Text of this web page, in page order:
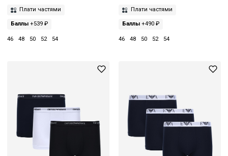
Плати частями
Баллы +539 ₽
46 48 50 52 54
Плати частями
Баллы+490 ₽
46 48 50 52 54